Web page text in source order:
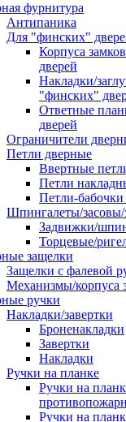
фурнитура
Антипаника
Для "финских"
Корпуса
дверей
Накладки/
"финских"
Ответные
дверей
Ограничители
Петли дверные
Ввертные
Петли
Петли-бабочки
Шпингалеты/засовы/
Задвижки/
Торцевые/
защелки
Защелки с фалевой
Механизмы/корпуса
ручки
Накладки/завертки
Броненакладки
Завертки
Накладки
Ручки на планке
Ручки на
Ручки на